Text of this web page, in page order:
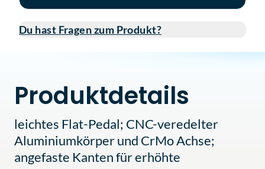
Du hast Fragen zum Produkt?
Produktdetails
leichtes Flat-Pedal; CNC-veredelter
Aluminiumkörper und CrMo Achse;
angefaste Kanten für erhöhte